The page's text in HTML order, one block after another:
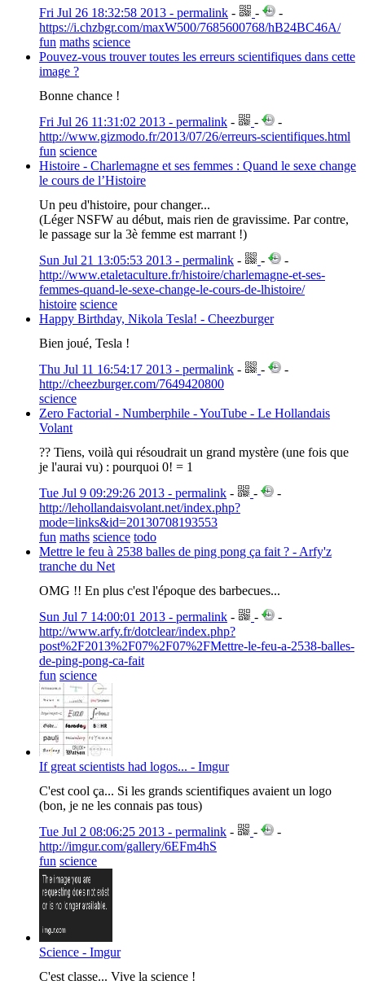
Fri Jul 26 18:32:58 2013 - permalink - -
-
https://i.chzbgr.com/maxW500/7685600768/hB24BC46A/
fun maths science
Pouvez-vous trouver toutes les erreurs scientifiques dans cette
image ?
Bonne chance !
Fri Jul 26 11:31:02 2013 - permalink - -
-
http://www.gizmodo.fr/2013/07/26/erreurs-scientifiques.html
fun science
Histoire - Charlemagne et ses femmes : Quand le sexe change
le cours de l’Histoire
Un peu d'histoire, pour changer...
(Léger NSFW au début, mais rien de gravissime. Par contre,
le passage sur la 3è femme est marrant !)
Sun Jul 21 13:05:53 2013 - permalink - -
-
http://www.etaletaculture.fr/histoire/charlemagne-et-ses-
femmes-quand-le-sexe-change-le-cours-de-lhistoire/
histoire science
Happy Birthday, Nikola Tesla! - Cheezburger
Bien joué, Tesla !
Thu Jul 11 16:54:17 2013 - permalink - -
-
http://cheezburger.com/7649420800
science
Zero Factorial - Numberphile - YouTube - Le Hollandais
Volant
?? Tiens, voilà qui résoudrait un grand mystère (une fois que
je l'aurai vu) : pourquoi 0! = 1
Tue Jul 9 09:29:26 2013 - permalink - -
-
http://lehollandaisvolant.net/index.php?
mode=links&id=20130708193553
fun maths science todo
Mettre le feu à 2538 balles de ping pong ça fait ? - Arfy'z
tranche du Net
OMG !! En plus c'est l'époque des barbecues...
Sun Jul 7 14:00:01 2013 - permalink - -
-
http://www.arfy.fr/dotclear/index.php?
post%2F2013%2F07%2F07%2FMettre-le-feu-a-2538-balles-
de-ping-pong-ca-fait
fun science
If great scientists had logos... - Imgur
C'est cool ça... Si les grands scientifiques avaient un logo
(bon, je ne les connais pas tous)
Tue Jul 2 08:06:25 2013 - permalink - -
-
http://imgur.com/gallery/6EFm4hS
fun science
Science - Imgur
C'est classe... Vive la science !